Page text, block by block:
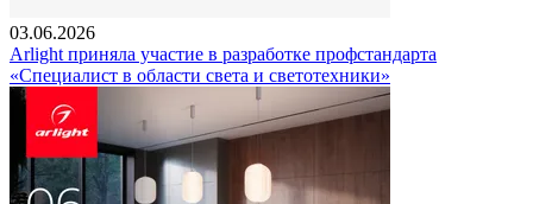
03.06.2026
Arlight приняла участие в разработке профстандарта
«Специалист в области света и светотехники»